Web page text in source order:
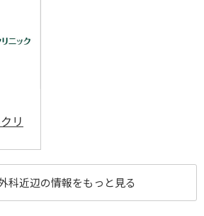
リ
科近辺の情報をもっと見る